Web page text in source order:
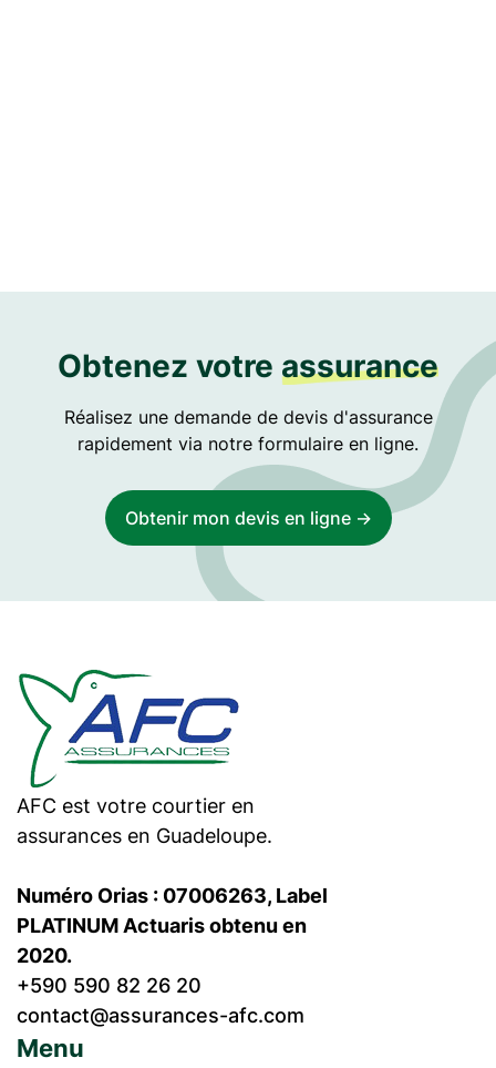
Obtenez votre assurance
Réalisez une demande de devis d'assurance
rapidement via notre formulaire en ligne.
Obtenir mon devis en ligne ->
AFC est votre courtier en
assurances en Guadeloupe.
Numéro Orias : 07006263, Label
PLATINUM Actuaris obtenu en
2020.
+590 590 82 26 20
contact@assurances-afc.com
Menu